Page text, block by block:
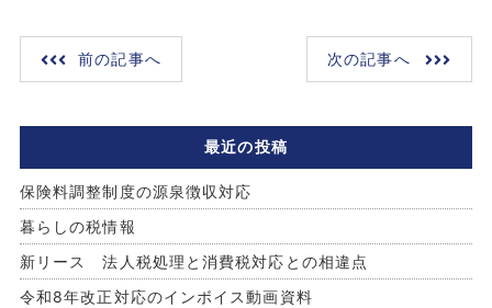
前の記事へ 次の記事へ
最近の投稿
保険料調整制度の源泉徴収対応
暮らしの税情報
新リース 法人税処理と消費税対応との相違点
令和8年改正対応のインボイス動画資料